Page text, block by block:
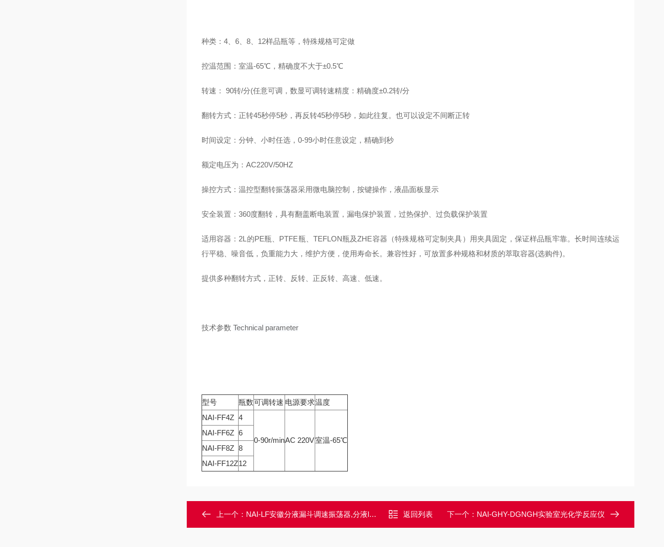
种类：4、6、8、12样品瓶等，特殊规格可定做
控温范围：室温-65℃，精确度不大于±0.5℃
转速： 90转/分(任意可调，数显可调转速精度：精确度±0.2转/分
翻转方式：正转45秒停5秒，再反转45秒停5秒，如此往复。也可以设定不间断正转
时间设定：分钟、小时任选，0-99小时任意设定，精确到秒
额定电压为：AC220V/50HZ
操控方式：温控型翻转振荡器采用微电脑控制，按键操作，液晶面板显示
安全装置：360度翻转，具有翻盖断电装置，漏电保护装置，过热保护、过负载保护装置
适用容器：2L的PE瓶、PTFE瓶、TEFLON瓶及ZHE容器（特殊规格可定制夹具）用夹具固定，保证样品瓶牢靠。长时间连续运
行平稳、噪音低，负重能力大，维护方便，使用寿命长。兼容性好，可放置多种规格和材质的萃取容器(选购件)。
提供多种翻转方式，正转、反转、正反转、高速、低速。
技术参数 Technical parameter
型号 瓶数可调转速 电源要求温度
NAI-FF4Z 4
0-90r/minAC 220V室温-65℃
NAI-FF6Z 6
NAI-FF8Z 8
NAI-FF12Z12
上一个： NAI-LF安徽分液漏斗调速振荡器,分液lou斗振荡厂家 返回列表 下一个： NAI-GHY-DGNGH实验室光化学反应仪